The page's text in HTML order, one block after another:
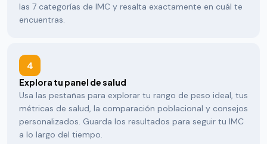
las 7 categorías de IMC y resalta exactamente en cuál te
encuentras.
4
Explora tu panel de salud
Usa las pestañas para explorar tu rango de peso ideal, tus
métricas de salud, la comparación poblacional y consejos
personalizados. Guarda los resultados para seguir tu IMC
a lo largo del tiempo.